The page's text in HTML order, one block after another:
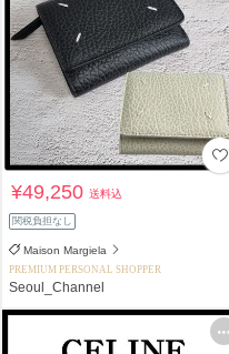
¥49,250送料込
関税負担なし
Maison Margiela
PREMIUM PERSONAL SHOPPER
Seoul_Channel